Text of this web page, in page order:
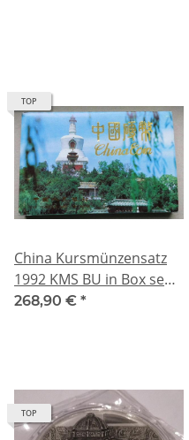
TOP
China Kursmünzensatz
1992 KMS BU in Box sehr
selten
268,90 € *
TOP